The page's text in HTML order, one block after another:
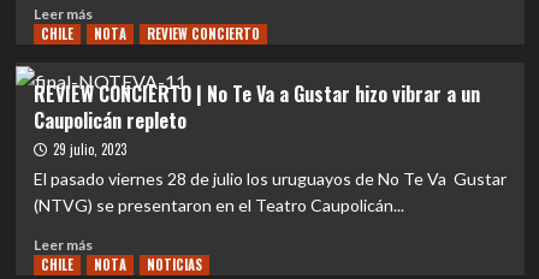
Chile
con
inigualable
estilo
Folk
Rock
Leer másLeer
más
EVENTOS
|
Las
Influencias
Musicales
definen
a
Haken
CHILE NOTA REVIEW CONCIERTO
REVIEW CONCIERTO | No Te Va a Gustar hizo vibrar a un
Caupolicán repleto
29 julio, 2023
El pasado viernes 28 de julio los uruguayos de No Te Va Gustar
(NTVG) se presentaron en el Teatro Caupolicán...
Leer másLeer
más
CHILE NOTA NOTICIAS